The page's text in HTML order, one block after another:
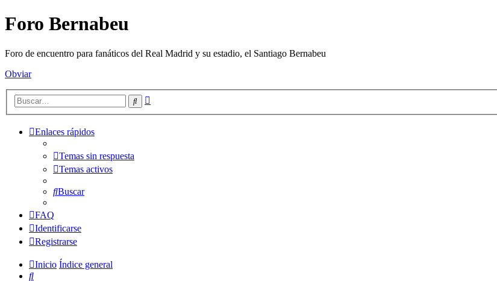
Foro Bernabeu
Foro de encuentro para fanáticos del Real Madrid y su estadio, el Santiago Bernabeu
Obviar
Buscar
Enlaces rápidos
Temas sin respuesta
Temas activos
Buscar
FAQ
Identificarse
Registrarse
Inicio Índice general
Buscar